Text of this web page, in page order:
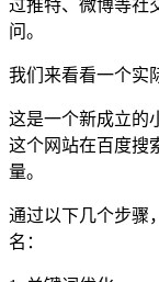
过推特、微博等社
问。
我们来看看一个实
这是一个新成立的
这个网站在百度搜
量。
通过以下几个步骤
名：